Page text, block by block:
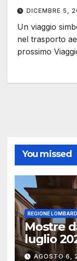
DICEMBRE 5,
Un viaggio
nel trasporto
prossimo
You missed
REGIONE
Mostre
luglio
AGOSTO 6,